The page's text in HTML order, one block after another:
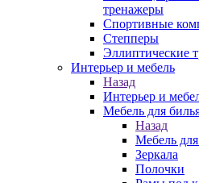
тренажеры
Спортивные
Степперы
Эллиптические
Интерьер и мебель
Назад
Интерьер и
Мебель для
Назад
Мебель
Зеркала
Полочки